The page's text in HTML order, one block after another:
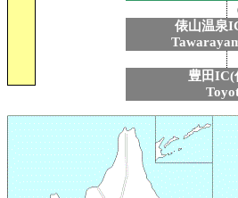
俵山温泉
豊田IC(